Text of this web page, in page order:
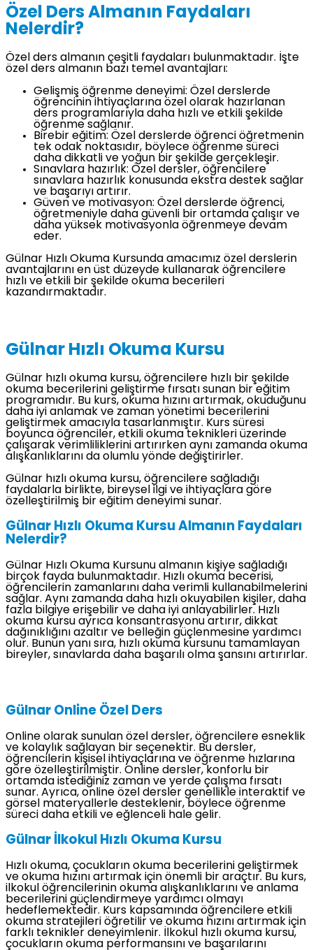
Özel Ders Almanın Faydaları
Nelerdir?
Özel ders almanın çeşitli faydaları bulunmaktadır. İşte
özel ders almanın bazı temel avantajları:
Gelişmiş öğrenme deneyimi: Özel derslerde
öğrencinin ihtiyaçlarına özel olarak hazırlanan
ders programlarıyla daha hızlı ve etkili şekilde
öğrenme sağlanır.
Birebir eğitim: Özel derslerde öğrenci öğretmenin
tek odak noktasıdır, böylece öğrenme süreci
daha dikkatli ve yoğun bir şekilde gerçekleşir.
Sınavlara hazırlık: Özel dersler, öğrencilere
sınavlara hazırlık konusunda ekstra destek sağlar
ve başarıyı artırır.
Güven ve motivasyon: Özel derslerde öğrenci,
öğretmeniyle daha güvenli bir ortamda çalışır ve
daha yüksek motivasyonla öğrenmeye devam
eder.
Gülnar Hızlı Okuma Kursunda amacımız özel derslerin
avantajlarını en üst düzeyde kullanarak öğrencilere
hızlı ve etkili bir şekilde okuma becerileri
kazandırmaktadır.
Gülnar Hızlı Okuma Kursu
Gülnar hızlı okuma kursu, öğrencilere hızlı bir şekilde
okuma becerilerini geliştirme fırsatı sunan bir eğitim
programıdır. Bu kurs, okuma hızını artırmak, okuduğunu
daha iyi anlamak ve zaman yönetimi becerilerini
geliştirmek amacıyla tasarlanmıştır. Kurs süresi
boyunca öğrenciler, etkili okuma teknikleri üzerinde
çalışarak verimliliklerini artırırken aynı zamanda okuma
alışkanlıklarını da olumlu yönde değiştirirler.
Gülnar hızlı okuma kursu, öğrencilere sağladığı
faydalarla birlikte, bireysel ilgi ve ihtiyaçlara göre
özelleştirilmiş bir eğitim deneyimi sunar.
Gülnar Hızlı Okuma Kursu Almanın Faydaları
Nelerdir?
Gülnar Hızlı Okuma Kursunu almanın kişiye sağladığı
birçok fayda bulunmaktadır. Hızlı okuma becerisi,
öğrencilerin zamanlarını daha verimli kullanabilmelerini
sağlar. Aynı zamanda daha hızlı okuyabilen kişiler, daha
fazla bilgiye erişebilir ve daha iyi anlayabilirler. Hızlı
okuma kursu ayrıca konsantrasyonu artırır, dikkat
dağınıklığını azaltır ve belleğin güçlenmesine yardımcı
olur. Bunun yanı sıra, hızlı okuma kursunu tamamlayan
bireyler, sınavlarda daha başarılı olma şansını artırırlar.
Gülnar Online Özel Ders
Online olarak sunulan özel dersler, öğrencilere esneklik
ve kolaylık sağlayan bir seçenektir. Bu dersler,
öğrencilerin kişisel ihtiyaçlarına ve öğrenme hızlarına
göre özelleştirilmiştir. Online dersler, konforlu bir
ortamda istediğiniz zaman ve yerde çalışma fırsatı
sunar. Ayrıca, online özel dersler genellikle interaktif ve
görsel materyallerle desteklenir, böylece öğrenme
süreci daha etkili ve eğlenceli hale gelir.
Gülnar İlkokul Hızlı Okuma Kursu
Hızlı okuma, çocukların okuma becerilerini geliştirmek
ve okuma hızını artırmak için önemli bir araçtır. Bu kurs,
ilkokul öğrencilerinin okuma alışkanlıklarını ve anlama
becerilerini güçlendirmeye yardımcı olmayı
hedeflemektedir. Kurs kapsamında öğrencilere etkili
okuma stratejileri öğretilir ve okuma hızını artırmak için
farklı teknikler deneyimlenir. İlkokul hızlı okuma kursu,
çocukların okuma performansını ve başarılarını